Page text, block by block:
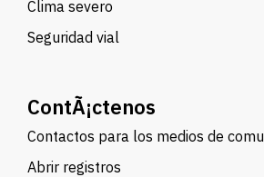
Clima severo
Seguridad vial
ContÃ¡ctenos
Contactos para los medios de
Abrir registros